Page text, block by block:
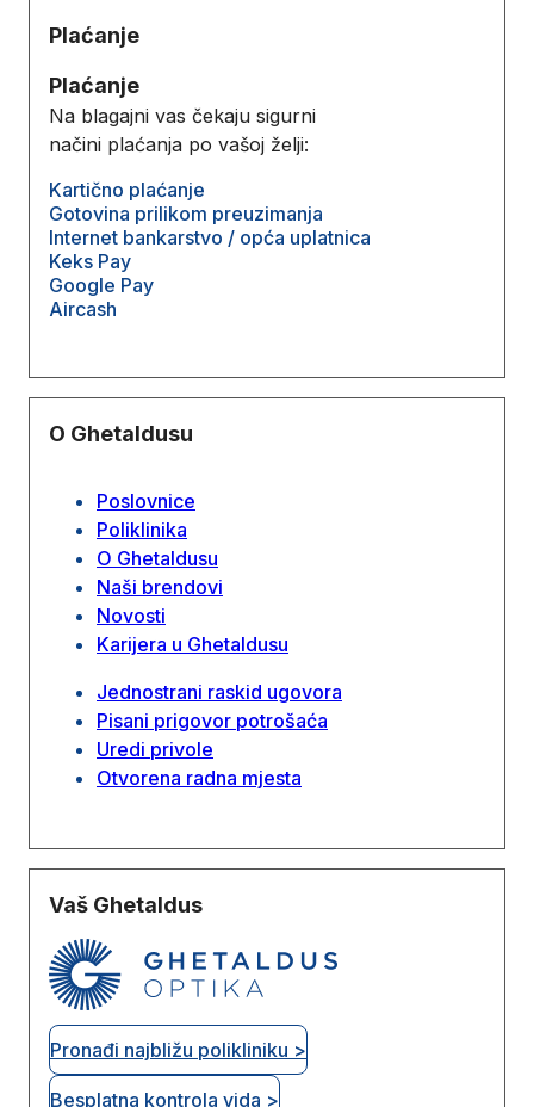
Plaćanje
Plaćanje
Na blagajni vas čekaju sigurni
načini plaćanja po vašoj želji:
Kartično plaćanje
Gotovina prilikom preuzimanja
Internet bankarstvo / opća uplatnica
Keks Pay
Google Pay
Aircash
O Ghetaldusu
Poslovnice
Poliklinika
O Ghetaldusu
Naši brendovi
Novosti
Karijera u Ghetaldusu
Jednostrani raskid ugovora
Pisani prigovor potrošaća
Uredi privole
Otvorena radna mjesta
Vaš Ghetaldus
Pronađi najbližu polikliniku >
Besplatna kontrola vida >